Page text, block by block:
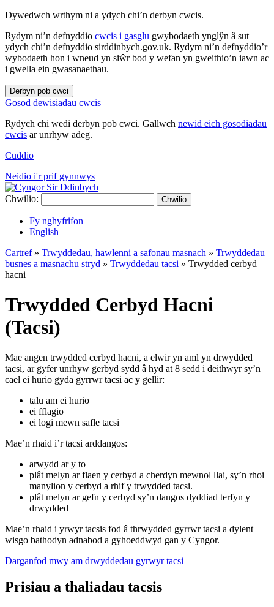
Dywedwch wrthym ni a ydych chi’n derbyn cwcis.
Rydym ni’n defnyddio cwcis i gasglu gwybodaeth ynglŷn â sut
ydych chi’n defnyddio sirddinbych.gov.uk. Rydym ni’n defnyddio’r
wybodaeth hon i wneud yn siŵr bod y wefan yn gweithio’n iawn ac
i gwella ein gwasanaethau.
Derbyn pob cwci
Gosod dewisiadau cwcis
Rydych chi wedi derbyn pob cwci. Gallwch newid eich gosodiadau
cwcis ar unrhyw adeg.
Cuddio
Neidio i'r prif gynnwys
Chwilio: Chwilio
Fy nghyfrifon
English
Cartref» Trwyddedau, hawlenni a safonau masnach » Trwyddedau
busnes a masnachu stryd » Trwyddedau tacsi » Trwydded cerbyd
hacni
Trwydded Cerbyd Hacni
(Tacsi)
Mae angen trwydded cerbyd hacni, a elwir yn aml yn drwydded
tacsi, ar gyfer unrhyw gerbyd sydd â hyd at 8 sedd i deithwyr sy’n
cael ei hurio gyda gyrrwr tacsi ac y gellir:
talu am ei hurio
ei fflagio
ei logi mewn safle tacsi
Mae’n rhaid i’r tacsi arddangos:
arwydd ar y to
plât melyn ar flaen y cerbyd a cherdyn mewnol llai, sy’n rhoi
manylion y cerbyd a rhif y trwydded tacsi.
plât melyn ar gefn y cerbyd sy’n dangos dyddiad terfyn y
drwydded
Mae’n rhaid i yrwyr tacsis fod â thrwydded gyrrwr tacsi a dylent
wisgo bathodyn adnabod a gyhoeddwyd gan y Cyngor.
Darganfod mwy am drwyddedau gyrwyr tacsi
Prisiau a thaliadau tacsis